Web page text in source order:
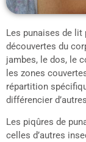
Les punaises de
découvertes du
jambes, le dos, le
les zones
répartition
différencier
Les piqûres de
celles d’autres